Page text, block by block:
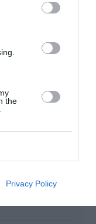
the
Privacy Policy
DANS LE
SOMMER
DANS LE